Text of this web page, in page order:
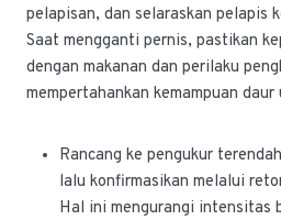
pelapisan, dan selaraskan pelapis
Saat mengganti pernis, pastikan
dengan makanan dan perilaku
mempertahankan kemampuan daur
Rancang ke pengukur
lalu konfirmasikan melalui
Hal ini mengurangi intensitas